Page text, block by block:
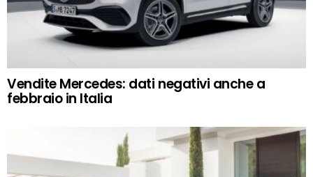
Vendite Mercedes: dati negativi anche a
febbraio in Italia